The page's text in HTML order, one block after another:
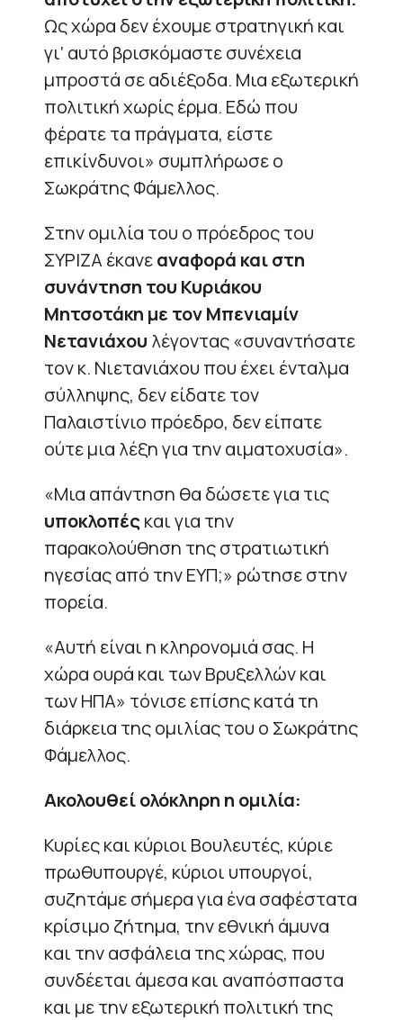
Ως χώρα δεν έχουμε στρατηγική και
γι’ αυτό βρισκόμαστε συνέχεια
μπροστά σε αδιέξοδα. Μια εξωτερική
πολιτική χωρίς έρμα. Εδώ που
φέρατε τα πράγματα, είστε
επικίνδυνοι» συμπλήρωσε ο
Σωκράτης Φάμελλος.
Στην ομιλία του ο πρόεδρος του
ΣΥΡΙΖΑ έκανεαναφορά και στη
συνάντηση του Κυριάκου
Μητσοτάκη με τον Μπενιαμίν
Νετανιάχου λέγοντας «συναντήσατε
τον κ. Νιετανιάχου που έχει ένταλμα
σύλληψης, δεν είδατε τον
Παλαιστίνιο πρόεδρο, δεν είπατε
ούτε μια λέξη για την αιματοχυσία».
«Μια απάντηση θα δώσετε για τις
υποκλοπέςκαι για την
παρακολούθηση της στρατιωτική
ηγεσίας από την ΕΥΠ;» ρώτησε στην
πορεία.
«Αυτή είναι η κληρονομιά σας. Η
χώρα ουρά και των Βρυξελλών και
των ΗΠΑ» τόνισε επίσης κατά τη
διάρκεια της ομιλίας του ο Σωκράτης
Φάμελλος.
Ακολουθεί ολόκληρη η ομιλία:
Κυρίες και κύριοι Βουλευτές, κύριε
πρωθυπουργέ, κύριοι υπουργοί,
συζητάμε σήμερα για ένα σαφέστατα
κρίσιμο ζήτημα, την εθνική άμυνα
και την ασφάλεια της χώρας, που
συνδέεται άμεσα και αναπόσπαστα
και με την εξωτερική πολιτική της